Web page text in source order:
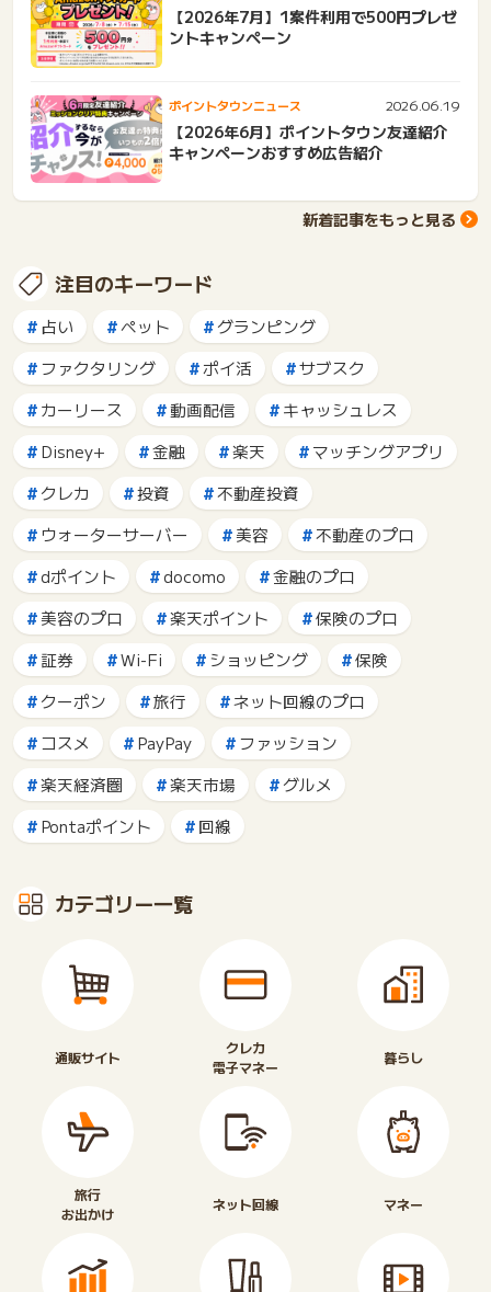
【2026年7月】1案件利用で500円プレゼ
ントキャンペーン
ポイントタウンニュース 2026.06.19
【2026年6月】ポイントタウン友達紹介
キャンペーンおすすめ広告紹介
新着記事をもっと見る
注目のキーワード
占い ペット
グランピング
ファクタリング
ポイ活
サブスク
カーリース
動画配信
キャッシュレス
Disney+
金融 楽天
マッチングアプリ
クレカ
投資
不動産投資
ウォーターサーバー
美容
不動産のプロ
dポイント
docomo
金融のプロ
美容のプロ
楽天ポイント
保険のプロ
証券
Wi-Fi ショッピング
保険
クーポン
旅行
ネット回線のプロ
コスメ
PayPay
ファッション
楽天経済圏
楽天市場
グルメ
Pontaポイント
回線
カテゴリー一覧
通販サイト
クレカ
電子マネー
暮らし
旅行
お出かけ
ネット回線 マネー